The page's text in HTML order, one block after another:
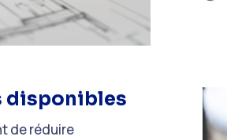
disponibles
de réduire